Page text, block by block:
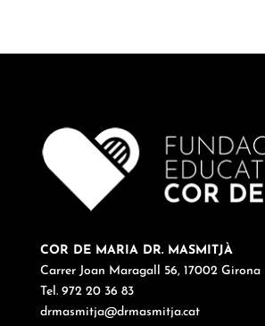
COR DE MARIA DR. MASMITJÀ
Carrer Joan Maragall 56, 17002 Girona
Tel. 972 20 36 83
drmasmitja@drmasmitja.cat